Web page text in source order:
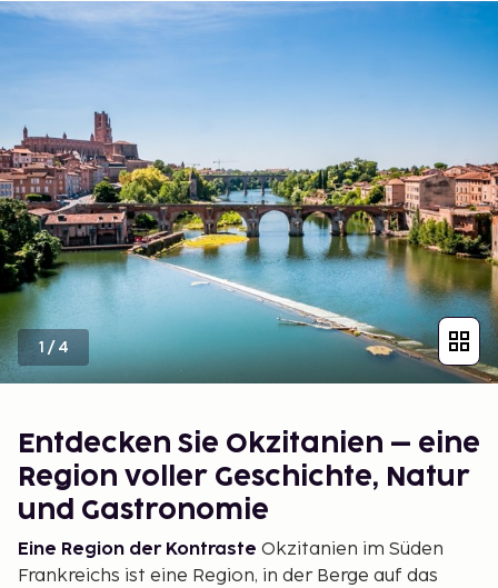
1 /4
Entdecken Sie Okzitanien – eine
Region voller Geschichte, Natur
und Gastronomie
Eine Region der Kontraste Okzitanien im Süden
Frankreichs ist eine Region, in der Berge auf das